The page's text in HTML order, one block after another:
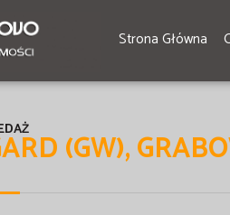
Strona Główna
(GW),